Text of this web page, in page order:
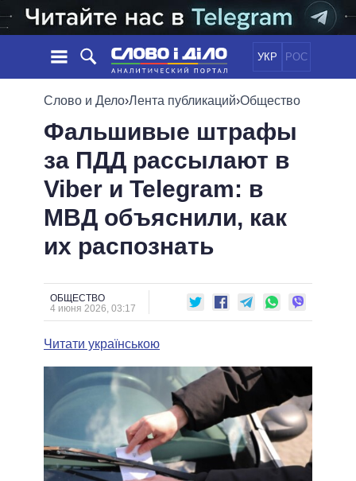
УКР РОС
НОВОСТИ
ЛЕНТА
СОБЫТИЯ
СТАТЬИ
ОБЗОРЫ
ДАЙДЖЕСТЫ
ПОЛИТИКА
ЭКОНОМИКА
ОБЩЕСТВО
ОБЕЩАНИЯ
ПОЛИТИКИ
ВСЕ ПОЛИТИКИ
ПРЕЗИДЕНТ И ОФИС
ВЕРХОВНАЯ РАДА
ГЛАВЫ ОБЛАДМИНИСТРАЦИЙ
МЭРЫ
ВСЕ ПЕРСОНЫ
ИНФОГРАФИКА
ВИДЕО
СРАВНЕНИЕ ПОЛИТИКОВ
Слово и Дело›Лента публикаций›Общество
Фальшивые штрафы
за ПДД рассылают в
Viber и Telegram: в
МВД объяснили, как
их распознать
ОБЩЕСТВО
4 июня 2026, 03:17
Читати українською